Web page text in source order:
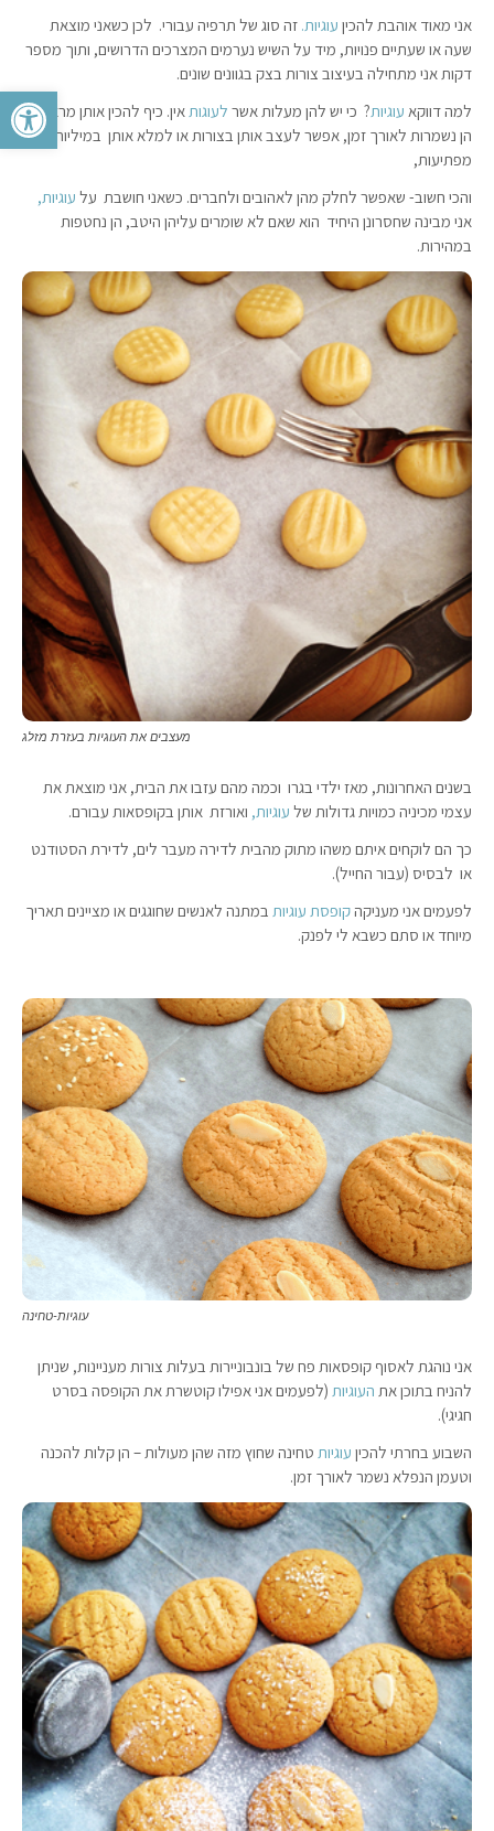
פתח
אני מאוד אוהבת להכין עוגיות. זה סוג של תרפיה עבורי. לכן כשאני מוצאת
שעה או שעתיים פנויות, מיד על השיש נערמים המצרכים הדרושים, ותוך מספר
דקות אני מתחילה בעיצוב צורות בצק בגוונים שונים.
למה דווקא עוגיות? כי יש להן מעלות אשר לעוגותאין. כיף להכין אותן מראש,
הן נשמרות לאורך זמן, אפשר לעצב אותן בצורות או למלא אותן במיליות
מפתיעות,
והכי חשוב- שאפשר לחלק מהן לאהובים ולחברים. כשאני חושבת על עוגיות,
אני מבינה שחסרונן היחיד הוא שאם לא שומרים עליהן היטב, הן נחטפות
במהירות.
מעצבים את העוגיות בעזרת מזלג
בשנים האחרונות, מאז ילדי בגרו וכמה מהם עזבו את הבית, אני מוצאת את
עצמי מכיניה כמויות גדולות של עוגיות, ואורזת אותן בקופסאות עבורם.
כך הם לוקחים איתם משהו מתוק מהבית לדירה מעבר לים, לדירת הסטודנט
או לבסיס (עבור החייל).
לפעמים אני מעניקהקופסת עוגיות במתנה לאנשים שחוגגים או מציינים תאריך
מיוחד או סתם כשבא לי לפנק.
עוגיות-טחינה
אני נוהגת לאסוף קופסאות פח של בונבוניירות בעלות צורות מעניינות, שניתן
להניח בתוכן את העוגיות (לפעמים אני אפילו קוטשרת את הקופסה בסרט
חגיגי).
השבוע בחרתי להכין עוגיות טחינה שחוץ מזה שהן מעולות – הן קלות להכנה
וטעמן הנפלא נשמר לאורך זמן.